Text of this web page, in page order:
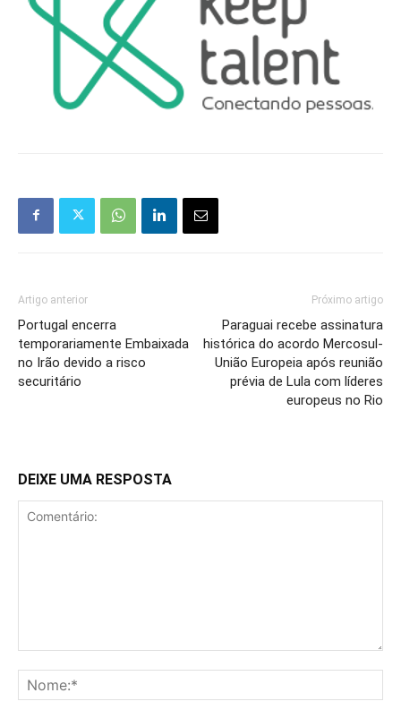
Artigo anterior
Portugal encerra
temporariamente Embaixada
no Irão devido a risco
securitário
Próximo artigo
Paraguai recebe assinatura
histórica do acordo Mercosul-
União Europeia após reunião
prévia de Lula com líderes
europeus no Rio
DEIXE UMA RESPOSTA